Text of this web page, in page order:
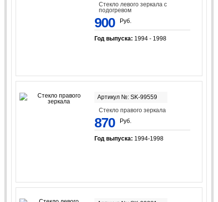
Стекло левого зеркала с
подогревом
900 Руб.
Год выпуска: 1994 - 1998
Артикул №: SK-99559
Стекло правого зеркала
870 Руб.
Год выпуска: 1994-1998